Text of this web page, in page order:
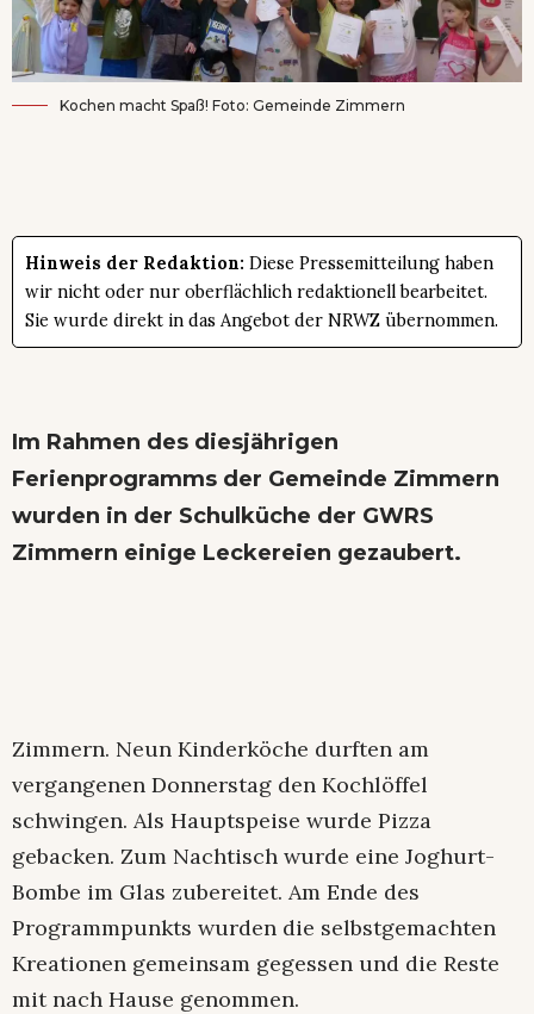
Kochen macht Spaß! Foto: Gemeinde Zimmern
Hinweis der Redaktion: Diese Pressemitteilung haben
wir nicht oder nur oberflächlich redaktionell bearbeitet.
Sie wurde direkt in das Angebot der NRWZ übernommen.
Im Rahmen des diesjährigen
Ferienprogramms der Gemeinde Zimmern
wurden in der Schulküche der GWRS
Zimmern einige Leckereien gezaubert.
Zimmern. Neun Kinderköche durften am
vergangenen Donnerstag den Kochlöffel
schwingen. Als Hauptspeise wurde Pizza
gebacken. Zum Nachtisch wurde eine Joghurt-
Bombe im Glas zubereitet. Am Ende des
Programmpunkts wurden die selbstgemachten
Kreationen gemeinsam gegessen und die Reste
mit nach Hause genommen.